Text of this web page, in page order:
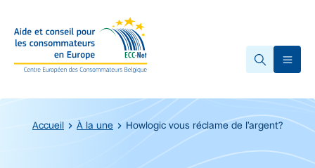
Accueil À la une Howlogic vous réclame de l’argent?